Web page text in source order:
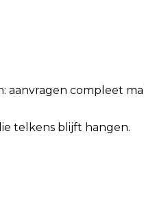
compleet
telkens blijft hangen.